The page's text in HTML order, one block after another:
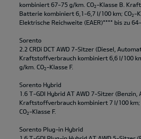
kombiniert 67-75 g/km. CO2 -Klasse B.
Batterie kombiniert 6,1-6,7 l/100 km; CO2 -
Elektrische Reichweite (EAER)**** bis zu
Sorento
2.2 CRDi DCT AWD 7-Sitzer (Diesel,
Kraftstoffverbrauch kombiniert 6,6 l/100
g/km. CO2 -Klasse F.
Sorento Hybrid
1.6 T-GDI Hybrid AT AWD 7-Sitzer (Benzin,
Kraftstoffverbrauch kombiniert 7 l/100 km;
CO2 -Klasse F.
Sorento Plug-in Hybrid